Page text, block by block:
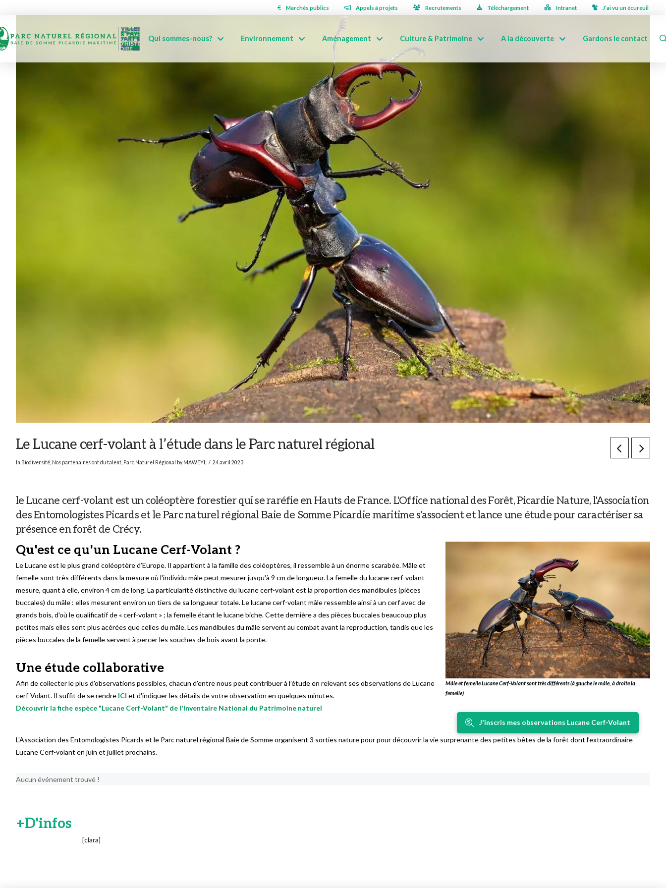
Marchés publics Appels à projets Recrutements Téléchargement Intranet J’ai vu un écureuil
Qui sommes-nous? Environnement Aménagement Culture & Patrimoine A la découverte Gardons le contact
Le Lucane cerf-volant à l’étude dans le Parc naturel régional
In Biodiversité Nos partenaires ont du talent Parc Naturel Régional by MAWEYL 24 avril 2023
le Lucane cerf-volant est un coléoptère forestier qui se raréfie en Hauts de France. L'Office national des Forêt, Picardie Nature, l'Association
des Entomologistes Picards et le Parc naturel régional Baie de Somme Picardie maritime s'associent et lance une étude pour caractériser sa
présence en forêt de Crécy.
Qu'est ce qu'un Lucane Cerf-Volant ?
Le Lucane est le plus grand coléoptère d’Europe. Il appartient à la famille des coléoptères, il ressemble à un énorme scarabée. Mâle et
femelle sont très différents dans la mesure où l'individu mâle peut mesurer jusqu'à 9 cm de longueur. La femelle du lucane cerf-volant
mesure, quant à elle, environ 4 cm de long. La particularité distinctive du lucane cerf-volant est la proportion des mandibules (pièces
buccales) du mâle : elles mesurent environ un tiers de sa longueur totale. Le lucane cerf-volant mâle ressemble ainsi à un cerf avec de
grands bois, d'où le qualificatif de « cerf-volant » ; la femelle étant le lucane biche. Cette dernière a des pièces buccales beaucoup plus
petites mais elles sont plus acérées que celles du mâle. Les mandibules du mâle servent au combat avant la reproduction, tandis que les
pièces buccales de la femelle servent à percer les souches de bois avant la ponte.
Une étude collaborative
Afin de collecter le plus d'observations possibles, chacun d'entre nous peut contribuer à l’étude en relevant ses observations de Lucane
cerf-Volant. Il suffit de se rendre ICI et d'indiquer les détails de votre observation en quelques minutes.
Découvrir la fiche espèce "Lucane Cerf-Volant" de l'Inventaire National du Patrimoine naturel
Mâle et femelle Lucane Cerf-Volant sont très différents (à gauche le mâle, à droite la
femelle)
J'inscris mes observations Lucane Cerf-Volant
L'Association des Entomologistes Picards et le Parc naturel régional Baie de Somme organisent 3 sorties nature pour pour découvrir la vie surprenante des petites bêtes de la forêt dont l’extraordinaire
Lucane Cerf-volant en juin et juillet prochains.
Aucun événement trouvé !
+D'infos
[clara]